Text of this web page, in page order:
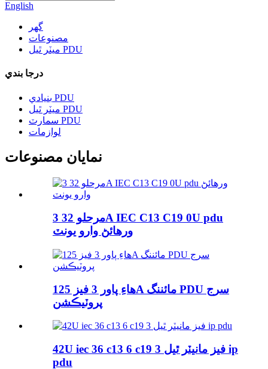
English
گھر
مصنوعات
ميٽر ٿيل PDU
درجا بندي
بنيادي PDU
ميٽر ٿيل PDU
سمارٽ PDU
لوازمات
نمايان مصنوعات
3 مرحلو 32A IEC C13 C19 0U pdu
ورهائڻ وارو يونٽ
هاءِ پاور 3 فيز 125A مائننگ PDU سرج
پروٽيڪشن
42U iec 36 c13 6 c19 3 فيز مانيٽر ٿيل ip
pdu